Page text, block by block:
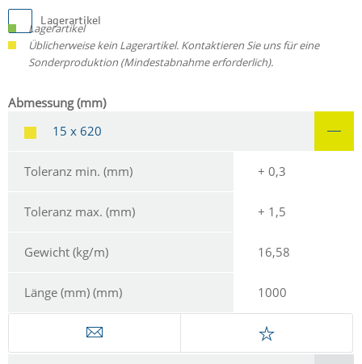
Lagerartikel
Lagerartikel
Üblicherweise kein Lagerartikel. Kontaktieren Sie uns für eine
Sonderproduktion (Mindestabnahme erforderlich).
Abmessung (mm)
15 x 620
Toleranz min. (mm) + 0,3
Toleranz max. (mm) + 1,5
Gewicht (kg/m) 16,58
Länge (mm) (mm) 1000